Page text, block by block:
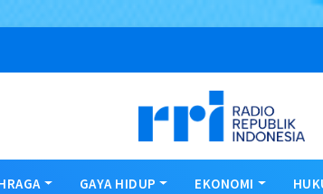
GAYA HIDUP EKONOMI